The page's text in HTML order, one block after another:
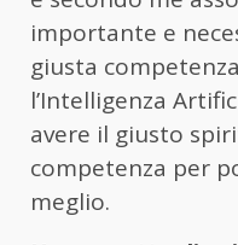
importante e
giusta
l’Intelligenza
avere il giusto
competenza per
meglio.